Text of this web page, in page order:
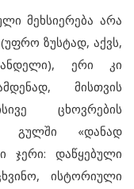
მეხსიერება არა
ზუსტად, აქვს,
ერი კი
მისთვის
ცხოვრების
გულში «დანად
ჯერი: დაწყებული
ისტორიული